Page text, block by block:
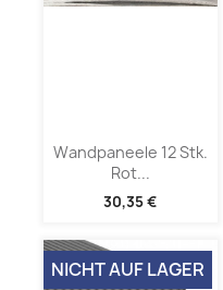
Wandpaneele 12 Stk.
Rot...
30,35 €
NICHT AUF LAGER